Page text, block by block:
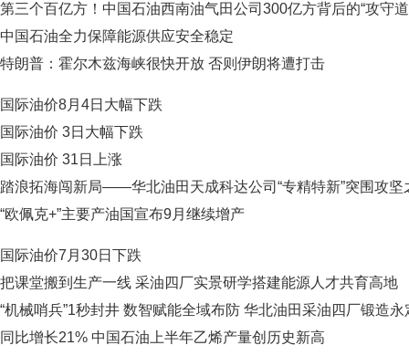
第三个百亿方！中国石油西南油气田公司300亿方背后的“攻守道
中国石油全力保障能源供应安全稳定
特朗普：霍尔木兹海峡很快开放 否则伊朗将遭打击
国际油价8月4日大幅下跌
国际油价 3日大幅下跌
国际油价 31日上涨
踏浪拓海闯新局——华北油田天成科达公司“专精特新”突围攻坚
“欧佩克+”主要产油国宣布9月继续增产
国际油价7月30日下跌
把课堂搬到生产一线 采油四厂实景研学搭建能源人才共育高地
“机械哨兵”1秒封井 数智赋能全域布防 华北油田采油四厂锻造
同比增长21% 中国石油上半年乙烯产量创历史新高